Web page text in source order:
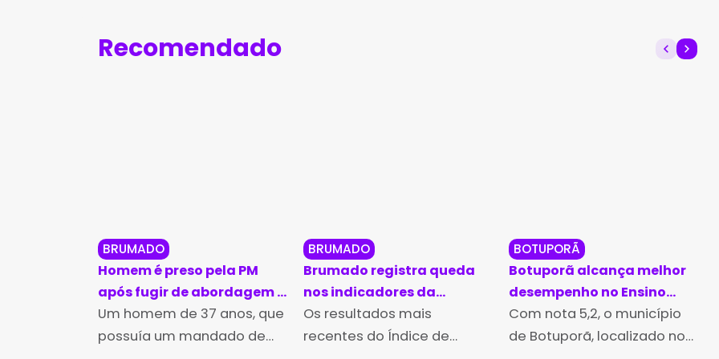
Recomendado
BRUMADO
Homem é preso pela PM
após fugir de abordagem e
pular muros em Brumado
Um homem de 37 anos, que
possuía um mandado de
BRUMADO
Brumado registra queda
nos indicadores da
educação municipal no
Ideb 2025
Os resultados mais
recentes do Índice de
BOTUPORÃ
Botuporã alcança melhor
desempenho no Ensino
Médio da Bahia no Ideb
2025
Com nota 5,2, o município
de Botuporã, localizado no